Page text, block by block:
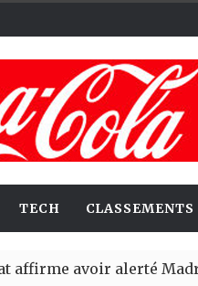
TECH CLASSEMENTS
avoir alerté Madrid des